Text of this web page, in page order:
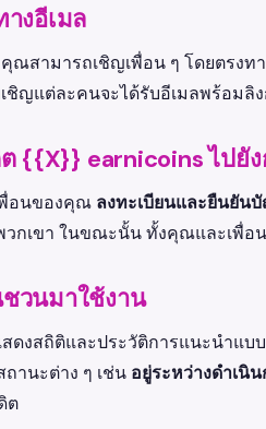
งอีเมล
ณสามารถเชิญเพื่อน ๆ โดยตรงท
ชิญแต่ละคนจะได้รับอีเมลพร้อมลิ
{{X}} earnicoins ไปยั
พื่อนของคุณ ลงทะเบียนและยืนยัน
วกเขา ในขณะนั้น ทั้งคุณและเพื่
วนมาใช้งาน
ดงสถิติและประวัติการแนะนำแ
านะต่าง ๆ เช่น อยู่ระหว่างดำเนิ
ต